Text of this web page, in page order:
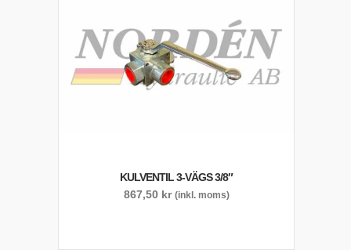
KULVENTIL 3-VÄGS 3/8″
867,50 kr (inkl. moms)